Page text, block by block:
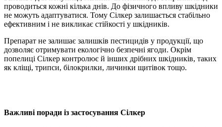
проводиться кожні кілька днів. До фізичного впливу шкідники
не можуть адаптуватися. Тому Сілкер залишається стабільно
ефективним і не викликає стійкості у шкідників.
Препарат не залишає залишків пестицидів у продукції, що
дозволяє отримувати екологічно безпечні ягоди. Окрім
попелиці Сілкер контролює й інших дрібних шкідників, таких
як кліщі, трипси, білокрилки, личинки щитівок тощо.
Важливі поради із застосування Сілкер